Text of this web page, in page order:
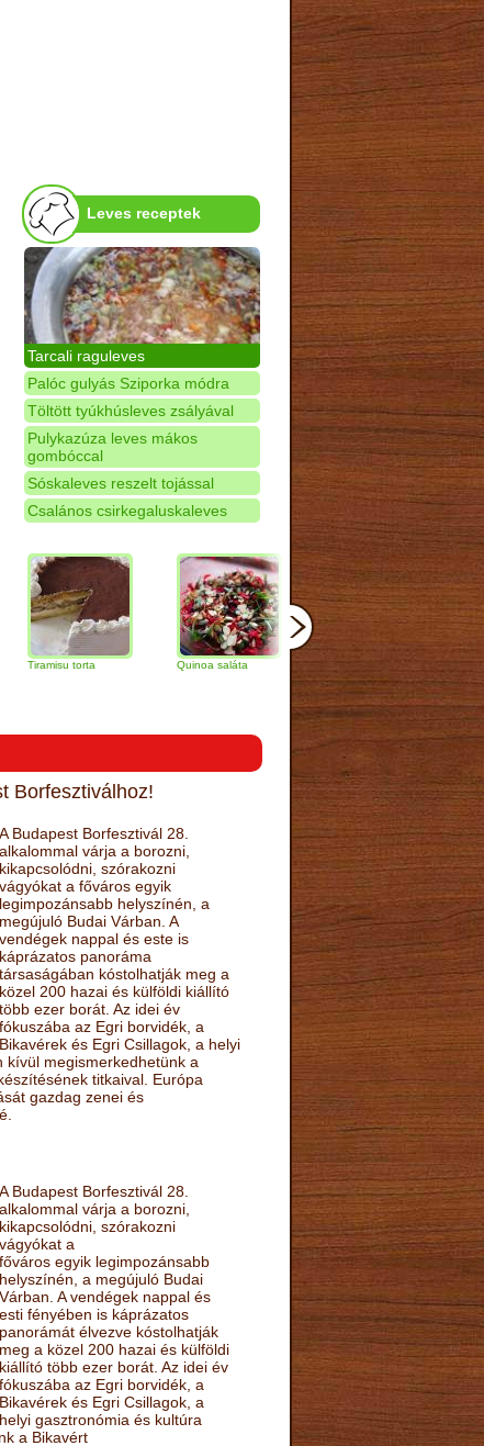
Leves receptek
Tarcali raguleves
Palóc gulyás Sziporka módra
Töltött tyúkhúsleves zsályával
Pulykazúza leves mákos
gombóccal
Sóskaleves reszelt tojással
Csalános csirkegaluskaleves
torta Quinoa saláta Mandulás kifli
narancs
Borfesztiválhoz!
A Budapest Borfesztivál 28.
alkalommal várja a borozni,
kikapcsolódni, szórakozni
vágyókat a főváros egyik
legimpozánsabb helyszínén, a
megújuló Budai Várban. A
vendégek nappal és este is
káprázatos panoráma
társaságában kóstolhatják meg a
közel 200 hazai és külföldi kiállító
több ezer borát. Az idei év
fókuszába az Egri borvidék, a
Bikavérek és Egri Csillagok, a helyi
kívül megismerkedhetünk a
titkaival. Európa
gazdag zenei és
A Budapest Borfesztivál 28.
alkalommal várja a borozni,
kikapcsolódni, szórakozni
vágyókat a
főváros egyik legimpozánsabb
helyszínén, a megújuló Budai
Várban. A vendégek nappal és
esti fényében is káprázatos
panorámát élvezve kóstolhatják
meg a közel 200 hazai és külföldi
kiállító több ezer borát. Az idei év
fókuszába az Egri borvidék, a
Bikavérek és Egri Csillagok, a
helyi gasztronómia és kultúra
a Bikavért